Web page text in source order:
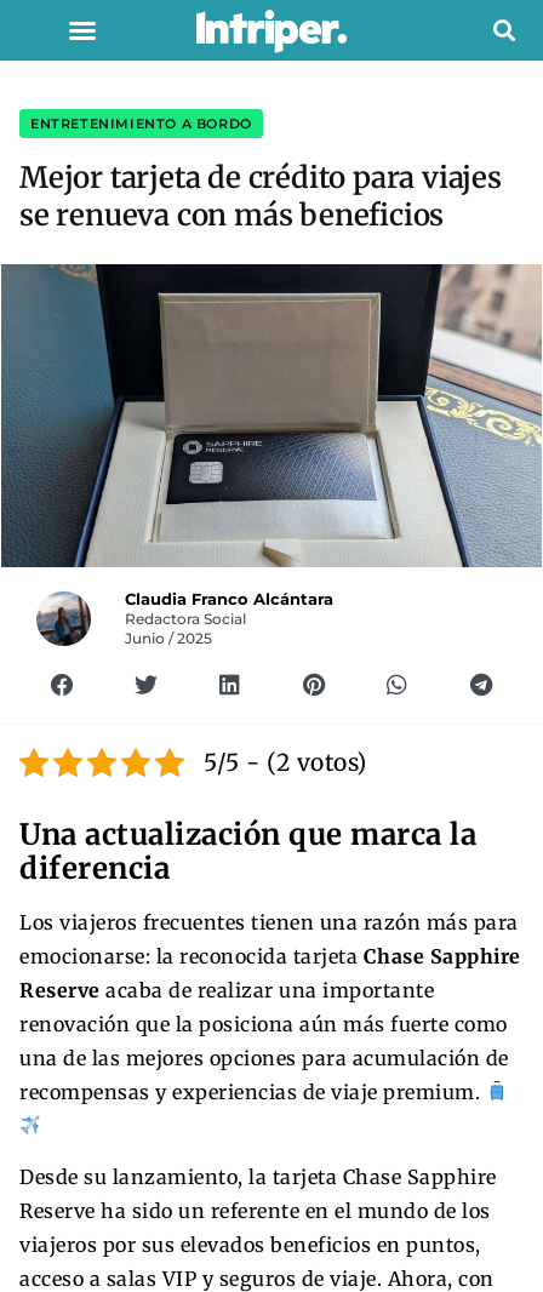
ENTRETENIMIENTO A BORDO
Mejor tarjeta de crédito para viajes
se renueva con más beneficios
Claudia Franco Alcántara
Redactora Social
Junio / 2025
5/5 - (2 votos)
Una actualización que marca la
diferencia
Los viajeros frecuentes tienen una razón más para
emocionarse: la reconocida tarjeta Chase Sapphire
Reserve acaba de realizar una importante
renovación que la posiciona aún más fuerte como
una de las mejores opciones para acumulación de
recompensas y experiencias de viaje premium.
Desde su lanzamiento, la tarjeta Chase Sapphire
Reserve ha sido un referente en el mundo de los
viajeros por sus elevados beneficios en puntos,
acceso a salas VIP y seguros de viaje. Ahora, con